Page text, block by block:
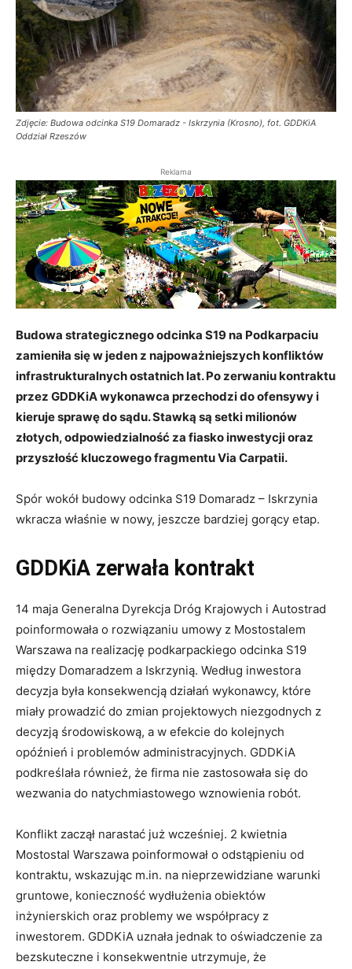
Zdjęcie: Budowa odcinka S19 Domaradz - Iskrzynia (Krosno), fot. GDDKiA
Oddział Rzeszów
Reklama
Budowa strategicznego odcinka S19 na Podkarpaciu
zamieniła się w jeden z najpoważniejszych konfliktów
infrastrukturalnych ostatnich lat. Po zerwaniu kontraktu
przez GDDKiA wykonawca przechodzi do ofensywy i
kieruje sprawę do sądu. Stawką są setki milionów
złotych, odpowiedzialność za fiasko inwestycji oraz
przyszłość kluczowego fragmentu Via Carpatii.
Spór wokół budowy odcinka S19 Domaradz – Iskrzynia
wkracza właśnie w nowy, jeszcze bardziej gorący etap.
GDDKiA zerwała kontrakt
14 maja Generalna Dyrekcja Dróg Krajowych i Autostrad
poinformowała o rozwiązaniu umowy z Mostostalem
Warszawa na realizację podkarpackiego odcinka S19
między Domaradzem a Iskrzynią. Według inwestora
decyzja była konsekwencją działań wykonawcy, które
miały prowadzić do zmian projektowych niezgodnych z
decyzją środowiskową, a w efekcie do kolejnych
opóźnień i problemów administracyjnych. GDDKiA
podkreślała również, że firma nie zastosowała się do
wezwania do natychmiastowego wznowienia robót.
Konflikt zaczął narastać już wcześniej. 2 kwietnia
Mostostal Warszawa poinformował o odstąpieniu od
kontraktu, wskazując m.in. na nieprzewidziane warunki
gruntowe, konieczność wydłużenia obiektów
inżynierskich oraz problemy we współpracy z
inwestorem. GDDKiA uznała jednak to oświadczenie za
bezskuteczne i konsekwentnie utrzymuje, że